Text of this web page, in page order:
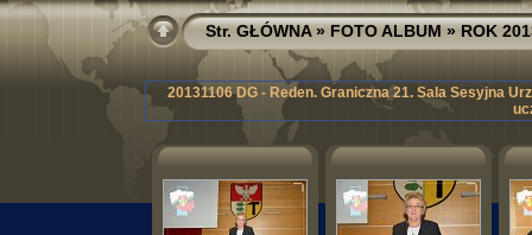
Str. GŁÓWNA»FOTO ALBUM»ROK
20131106 DG - Reden. Graniczna 21. Sala Sesyjna